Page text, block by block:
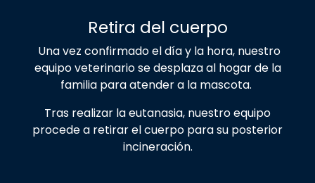
Retira del cuerpo
Una vez confirmado el día y la hora, nuestro
equipo veterinario se desplaza al hogar de la
familia para atender a la mascota.
Tras realizar la eutanasia, nuestro equipo
procede a retirar el cuerpo para su posterior
incineración.